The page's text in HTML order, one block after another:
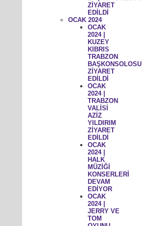
ZİYARET
EDİLDİ
OCAK 2024
OCAK
2024 |
KUZEY
KIBRIS
TRABZON
BAŞKONSOLOSU
ZİYARET
EDİLDİ
OCAK
2024 |
TRABZON
VALİSİ
AZİZ
YILDIRIM
ZİYARET
EDİLDİ
OCAK
2024 |
HALK
MÜZİĞİ
KONSERLERİ
DEVAM
EDİYOR
OCAK
2024 |
JERRY VE
TOM